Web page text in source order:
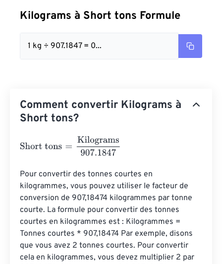
Kilograms à Short tons Formule
1 kg ÷ 907.1847 = 0...
Comment convertir Kilograms à
Short tons?
Short tons Kilograms907.1847
Pour convertir des tonnes courtes en
kilogrammes, vous pouvez utiliser le facteur de
conversion de 907,18474 kilogrammes par tonne
courte. La formule pour convertir des tonnes
courtes en kilogrammes est : Kilogrammes =
Tonnes courtes * 907,18474 Par exemple, disons
que vous avez 2 tonnes courtes. Pour convertir
cela en kilogrammes, vous devez multiplier 2 par